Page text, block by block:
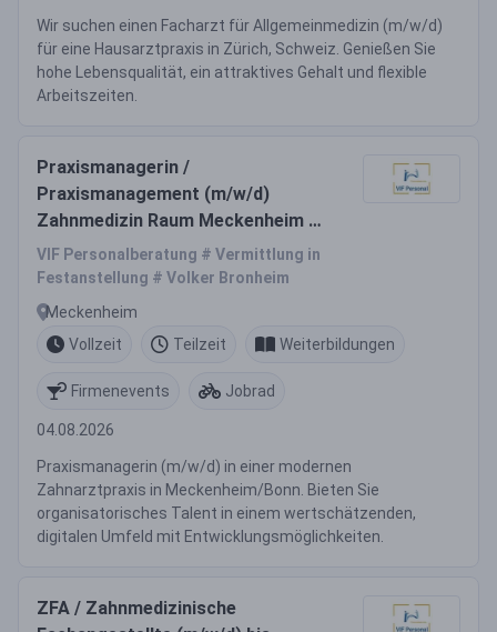
Wir suchen einen Facharzt für Allgemeinmedizin (m/w/d)
für eine Hausarztpraxis in Zürich, Schweiz. Genießen Sie
hohe Lebensqualität, ein attraktives Gehalt und flexible
Arbeitszeiten.
Praxismanagerin /
Praxismanagement (m/w/d)
Zahnmedizin Raum Meckenheim /
Bonn
VIF Personalberatung # Vermittlung in
Festanstellung # Volker Bronheim
Meckenheim
Vollzeit
Teilzeit Weiterbildungen
Firmenevents Jobrad
04.08.2026
Praxismanagerin (m/w/d) in einer modernen
Zahnarztpraxis in Meckenheim/Bonn. Bieten Sie
organisatorisches Talent in einem wertschätzenden,
digitalen Umfeld mit Entwicklungsmöglichkeiten.
ZFA / Zahnmedizinische